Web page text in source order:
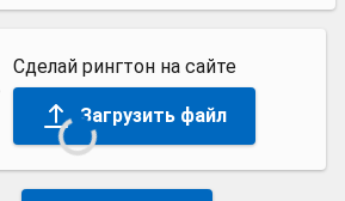
Сделай рингтон на сайте
Загрузить файл